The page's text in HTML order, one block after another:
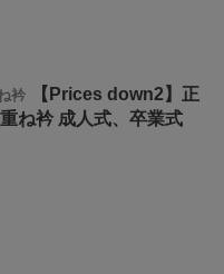
衿
【Prices down2】正
ね衿 成人式、卒業式